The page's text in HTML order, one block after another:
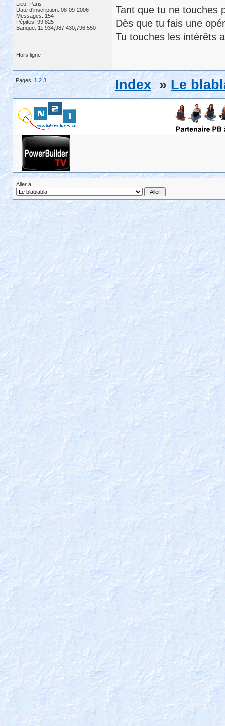
Lieu: Paris
Date d'inscription: 08-09-2006
Messages: 154
Pépites: 99,825
Banque: 11,934,987,430,796,550
Tant que tu ne touches
Dès que tu fais une
Tu touches les intérêts
Hors ligne
Pages: 1 2 3 Index »Le
Aller à